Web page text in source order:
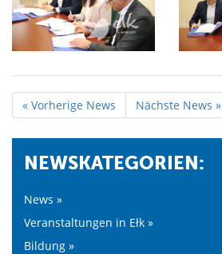
« Vorherige News Nächste News »
NEWSKATEGORIEN:
News »
Veranstaltungen in Ełk »
Bildung »